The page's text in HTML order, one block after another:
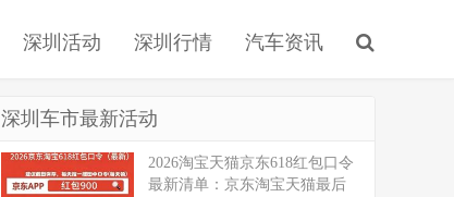
深圳活动 深圳行情 汽车资讯
深圳车市最新活动
2026淘宝天猫京东618红包口令
最新清单：京东淘宝天猫最后